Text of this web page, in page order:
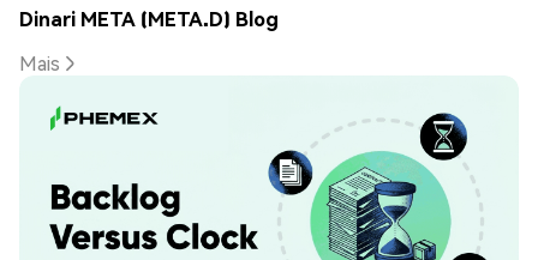
Dinari META (META.D) Blog
Mais